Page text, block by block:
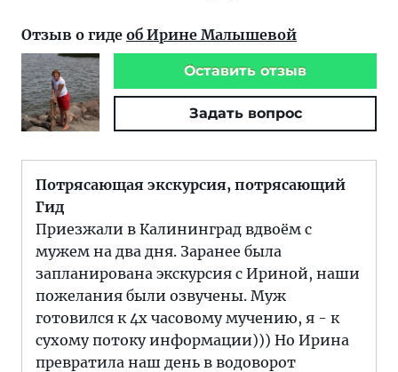
Отзыв о гиде об Ирине Малышевой
Оставить отзыв
Задать вопрос
Потрясающая экскурсия, потрясающий
Гид
Приезжали в Калининград вдвоём с
мужем на два дня. Заранее была
запланирована экскурсия с Ириной, наши
пожелания были озвучены. Муж
готовился к 4х часовому мучению, я - к
сухому потоку информации))) Но Ирина
превратила наш день в водоворот